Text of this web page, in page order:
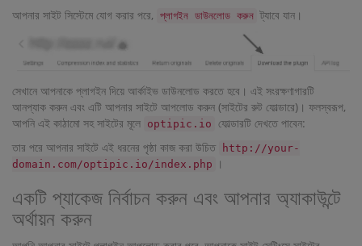
আপনার সাইট সিস্টেমে যোগ করার পরে, প্লাগইন ডাউনলোড করুন ট্যাবে যান।
সেখানে আপনাকে প্লাগইন দিয়ে আর্কাইভ ডাউনলোড করতে হবে। এই সংরক্ষণাগারটি
আনপ্যাক করুন এবং এটি আপনার সাইটে আপলোড করুন (সাইটের রুট ফোল্ডারে)। ফলস্বরূপ,
আপনি এই কাঠামো সহ সাইটের মূলে optipic.io ফোল্ডারটি দেখতে পাবেন:
তার পরে আপনার সাইটে এই ধরনের পৃষ্ঠা কাজ করা উচিত
http://your-
domain.com/optipic.io/index.php
।
একটি প্যাকেজ নির্বাচন করুন এবং আপনার অ্যাকাউন্টে
অর্থায়ন করুন